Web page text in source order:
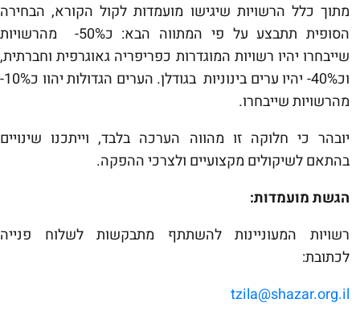
מתוך כלל הרשויות שיגישו מועמדות לקול הקורא, הבחירה
הסופית תתבצע על פי המתווה הבא: כ50%- מהרשויות
שייבחרו יהיו רשויות המוגדרות כפריפריה גאוגרפית וחברתית,
וכ40%- יהיו ערים בינוניות בגודלן. הערים הגדולות יהוו כ10%-
מהרשויות שייבחרו.
יובהר כי חלוקה זו מהווה הערכה בלבד, וייתכנו שינויים
בהתאם לשיקולים מקצועיים ולצרכי ההפקה.
הגשת מועמדות:
רשויות המעוניינות להשתתף מתבקשות לשלוח פנייה
לכתובת:
tzila@shazar.org.il